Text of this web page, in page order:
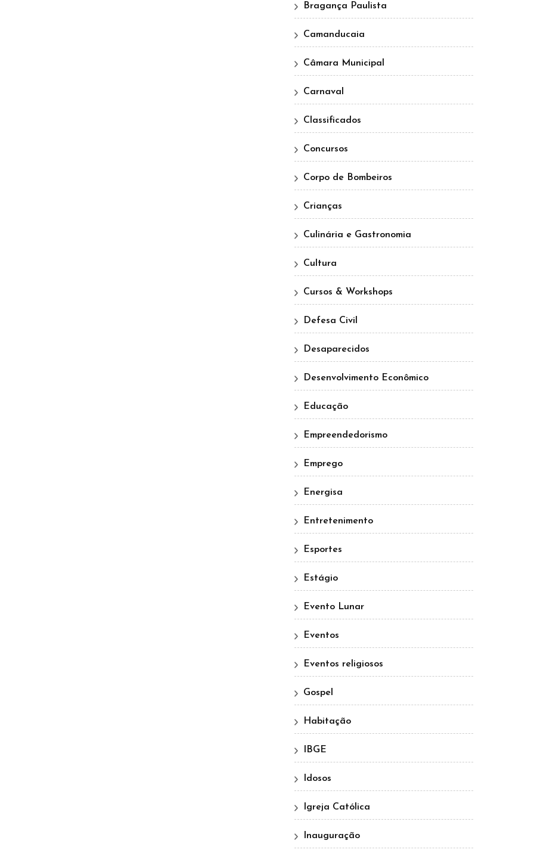
Bragança Paulista
Camanducaia
Câmara Municipal
Carnaval
Classificados
Concursos
Corpo de Bombeiros
Crianças
Culinária e Gastronomia
Cultura
Cursos & Workshops
Defesa Civil
Desaparecidos
Desenvolvimento Econômico
Educação
Empreendedorismo
Emprego
Energisa
Entretenimento
Esportes
Estágio
Evento Lunar
Eventos
Eventos religiosos
Gospel
Habitação
IBGE
Idosos
Igreja Católica
Inauguração